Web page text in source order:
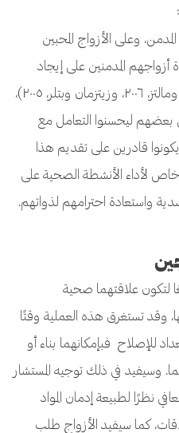
وعلى الأزواج المحبين
أزواجهم المدمنين على إيجاد
طرق إيجابية لتجاوز الإدمان (مالتز ومالتز، ٢٠٠٦، وزيتزمان وبتلر، ٢٠٠٥)،
ليحسنوا التعامل مع
قادرين على تقديم هذا
لأداء الأنشطة الصحية على
واستعادة احترامهم لذواتهم.
لتكون علاقتهما صحية
وقد تستغرق هذه العملية وقتًا
للإصلاح فبإمكانهما بناء أو
وسيفيد في ذلك توجيه المستشار
نظرًا لطبيعة إدمان المواد
كما سيفيد الأزواج طلب